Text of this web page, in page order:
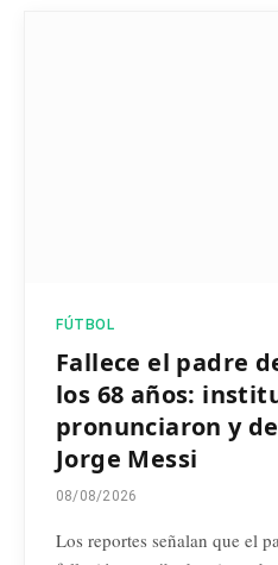
FÚTBOL
Fallece el padre
los 68 años:
pronunciaron y
Jorge Messi
08/08/2026
Los reportes señalan que el